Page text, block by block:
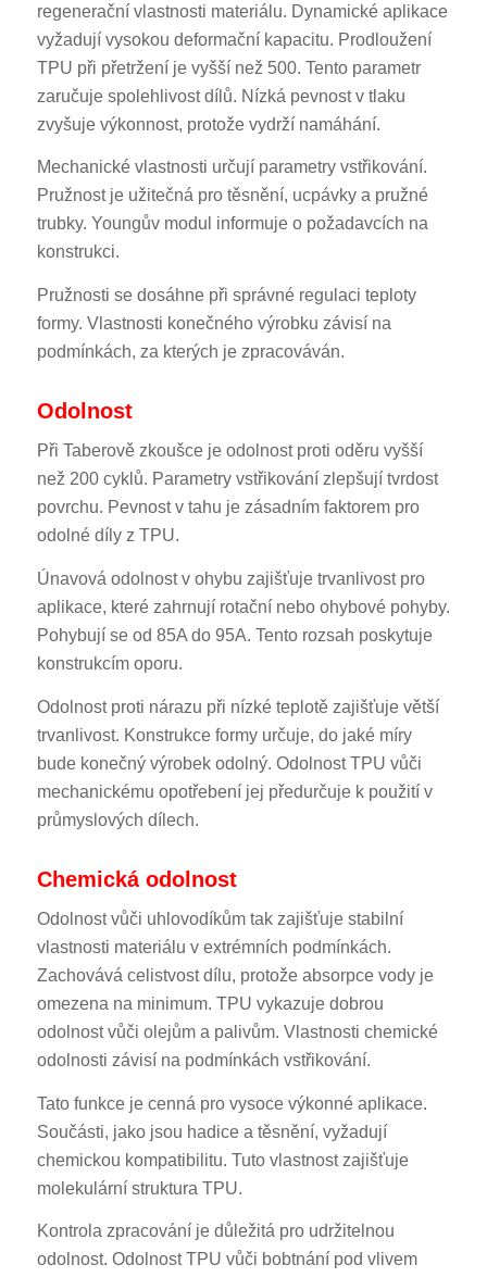
regenerační vlastnosti materiálu. Dynamické aplikace
vyžadují vysokou deformační kapacitu. Prodloužení
TPU při přetržení je vyšší než 500. Tento parametr
zaručuje spolehlivost dílů. Nízká pevnost v tlaku
zvyšuje výkonnost, protože vydrží namáhání.
Mechanické vlastnosti určují parametry vstřikování.
Pružnost je užitečná pro těsnění, ucpávky a pružné
trubky. Youngův modul informuje o požadavcích na
konstrukci.
Pružnosti se dosáhne při správné regulaci teploty
formy. Vlastnosti konečného výrobku závisí na
podmínkách, za kterých je zpracováván.
Odolnost
Při Taberově zkoušce je odolnost proti oděru vyšší
než 200 cyklů. Parametry vstřikování zlepšují tvrdost
povrchu. Pevnost v tahu je zásadním faktorem pro
odolné díly z TPU.
Únavová odolnost v ohybu zajišťuje trvanlivost pro
aplikace, které zahrnují rotační nebo ohybové pohyby.
Pohybují se od 85A do 95A. Tento rozsah poskytuje
konstrukcím oporu.
Odolnost proti nárazu při nízké teplotě zajišťuje větší
trvanlivost. Konstrukce formy určuje, do jaké míry
bude konečný výrobek odolný. Odolnost TPU vůči
mechanickému opotřebení jej předurčuje k použití v
průmyslových dílech.
Chemická odolnost
Odolnost vůči uhlovodíkům tak zajišťuje stabilní
vlastnosti materiálu v extrémních podmínkách.
Zachovává celistvost dílu, protože absorpce vody je
omezena na minimum. TPU vykazuje dobrou
odolnost vůči olejům a palivům. Vlastnosti chemické
odolnosti závisí na podmínkách vstřikování.
Tato funkce je cenná pro vysoce výkonné aplikace.
Součásti, jako jsou hadice a těsnění, vyžadují
chemickou kompatibilitu. Tuto vlastnost zajišťuje
molekulární struktura TPU.
Kontrola zpracování je důležitá pro udržitelnou
odolnost. Odolnost TPU vůči bobtnání pod vlivem